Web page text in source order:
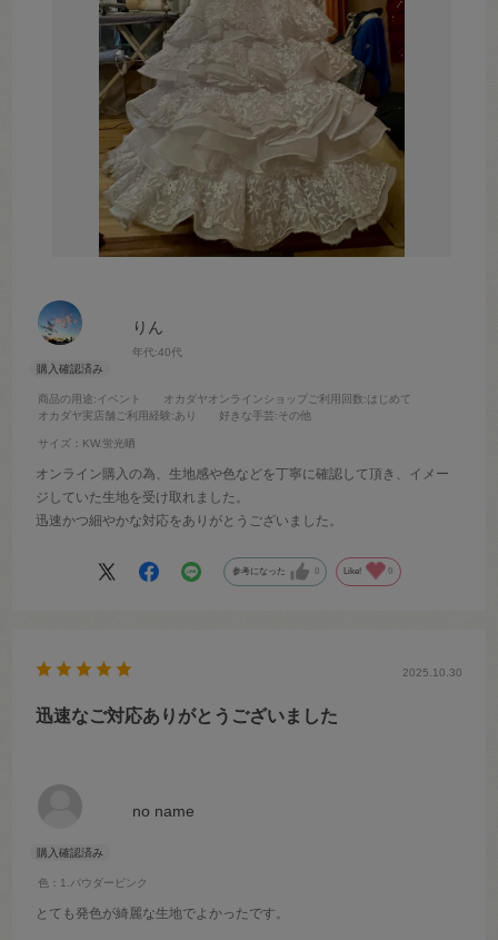
りん
年代:40代
商品の用途:イベント オカダヤオンラインショップご利用回数:はじめて
オカダヤ実店舗ご利用経験:あり 好きな手芸:その他
サイズ：KW.蛍光晒
オンライン購入の為、生地感や色などを丁寧に確認して頂き、イメー
ジしていた生地を受け取れました。
迅速かつ細やかな対応をありがとうございました。
参考になった 0 Like! 0
no name
色：1.パウダーピンク
2025.10.30
迅速なご対応ありがとうございました
とても発色が綺麗な生地でよかったです。